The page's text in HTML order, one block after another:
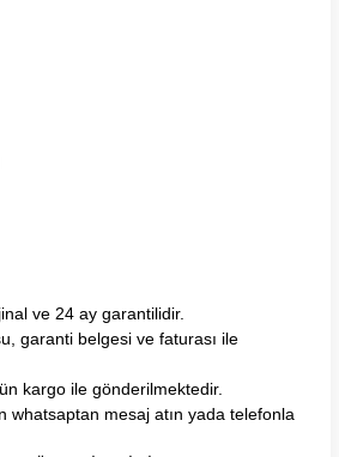
ve 24 ay garantilidir.
garanti belgesi ve faturası ile
kargo ile gönderilmektedir.
whatsaptan mesaj atın yada telefonla